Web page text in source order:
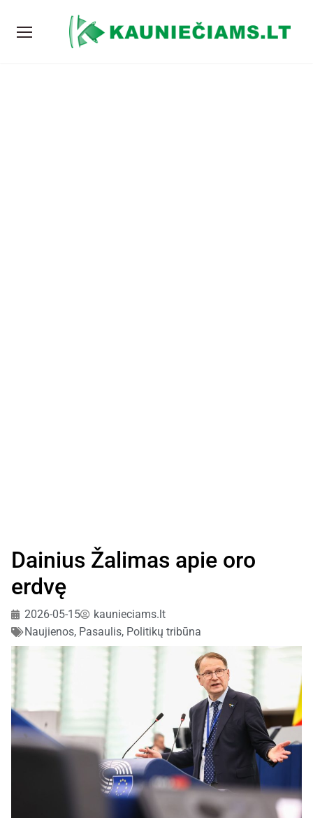
Dainius Žalimas apie oro
erdvę
2026-05-15
kaunieciams.lt
Naujienos, Pasaulis, Politikų tribūna